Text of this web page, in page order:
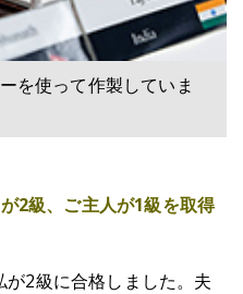
を使って作製していま
級、ご主人が1級を取得
2級に合格しました。夫